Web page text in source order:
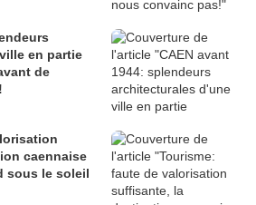
en partie
de
caennaise
sous le soleil